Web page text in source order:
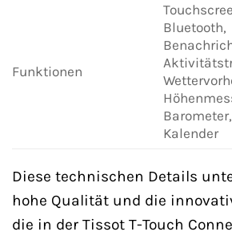
Funktionen
Bluetooth,
Kalender
Diese technischen Details
hohe Qualität und die
die in der Tissot T-Touch